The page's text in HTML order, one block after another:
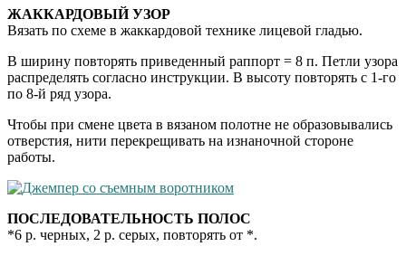
ЖАККАРДОВЫЙ УЗОР
Вязать по схеме в жаккардовой технике лицевой гладью.
В ширину повторять приведенный раппорт = 8 п. Петли узора
распределять согласно инструкции. В высоту повторять с 1-го
по 8-й ряд узора.
Чтобы при смене цвета в вязаном полотне не образовывались
отверстия, нити перекрещивать на изнаночной стороне
работы.
ПОСЛЕДОВАТЕЛЬНОСТЬ ПОЛОС
*6 р. черных, 2 р. серых, повторять от *.